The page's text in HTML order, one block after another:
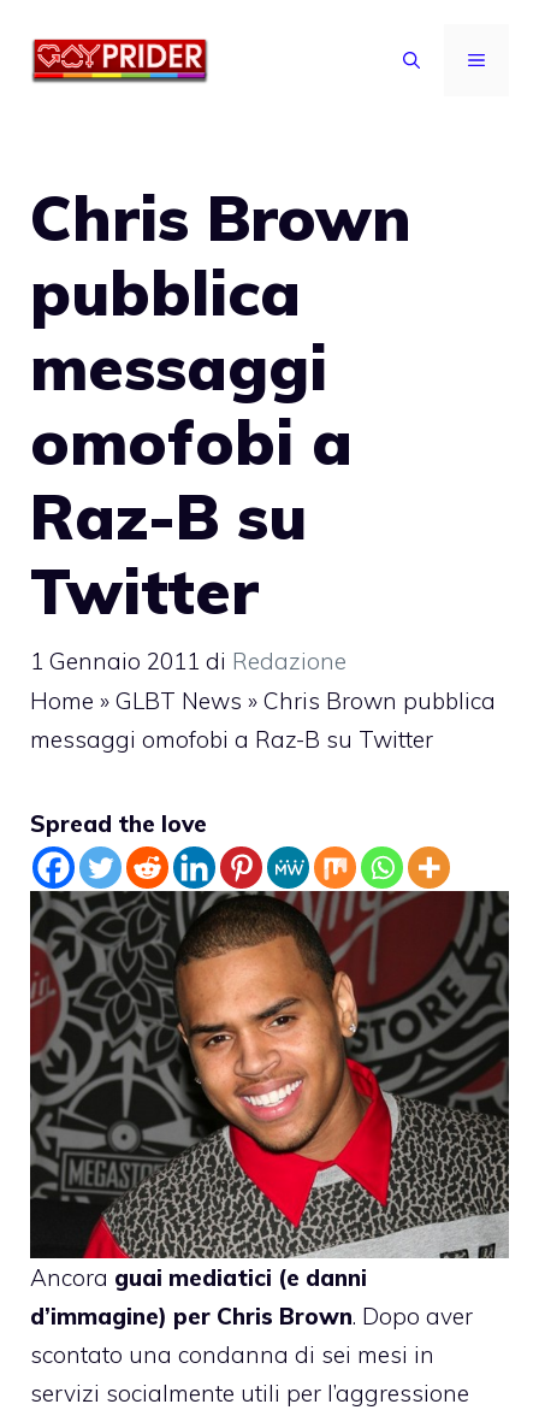
MENU
Chris Brown
pubblica
messaggi
omofobi a
Raz-B su
Twitter
1 Gennaio 2011 di Redazione
Home » GLBT News » Chris Brown pubblica
messaggi omofobi a Raz-B su Twitter
Spread the love
Ancora guai mediatici (e danni
d’immagine) per Chris Brown. Dopo aver
scontato una condanna di sei mesi in
servizi socialmente utili per l’aggressione